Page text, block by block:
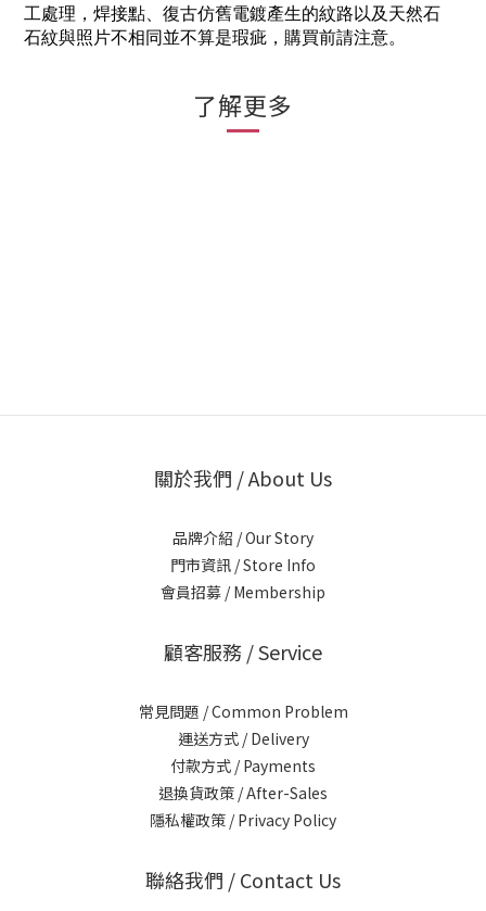
工處理，焊接點、復古仿舊電鍍產生的紋路以及天然石
石紋與照片不相同並不算是瑕疵，購買前請注意。
了解更多
關於我們 / About Us
品牌介紹 / Our Story
門市資訊 / Store Info
會員招募 / Membership
顧客服務 / Service
常見問題 / Common Problem
運送方式 / Delivery
付款方式 / Payments
退換貨政策 / After-Sales
隱私權政策 / Privacy Policy
聯絡我們 / Contact Us